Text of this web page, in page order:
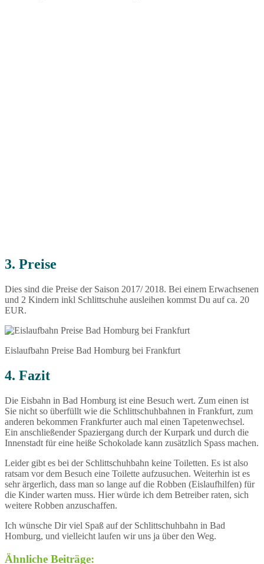
3. Preise
Dies sind die Preise der Saison 2017/ 2018. Bei einem Erwachsenen
und 2 Kindern inkl Schlittschuhe ausleihen kommst Du auf ca. 20
EUR.
Eislaufbahn Preise Bad Homburg bei Frankfurt
4. Fazit
Die Eisbahn in Bad Homburg ist eine Besuch wert. Zum einen ist
Sie nicht so überfüllt wie die Schlittschuhbahnen in Frankfurt, zum
anderen bekommen Frankfurter auch mal einen Tapetenwechsel.
Ein anschließender Spaziergang durch der Kurpark und durch die
Innenstadt für eine heiße Schokolade kann zusätzlich Spass machen.
Leider gibt es bei der Schlittschuhbahn keine Toiletten. Es ist also
ratsam vor dem Besuch eine Toilette aufzusuchen. Weiterhin ist es
sehr ärgerlich, dass man so lange auf die Robben (Eislaufhilfen) für
die Kinder warten muss. Hier würde ich dem Betreiber raten, sich
weitere Robben anzuschaffen.
Ich wünsche Dir viel Spaß auf der Schlittschuhbahn in Bad
Homburg, und vielleicht laufen wir uns ja über den Weg.
Ähnliche Beiträge: